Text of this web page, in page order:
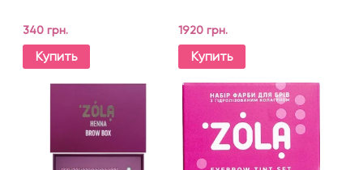
340 грн.
Купить
1920 грн.
Купить